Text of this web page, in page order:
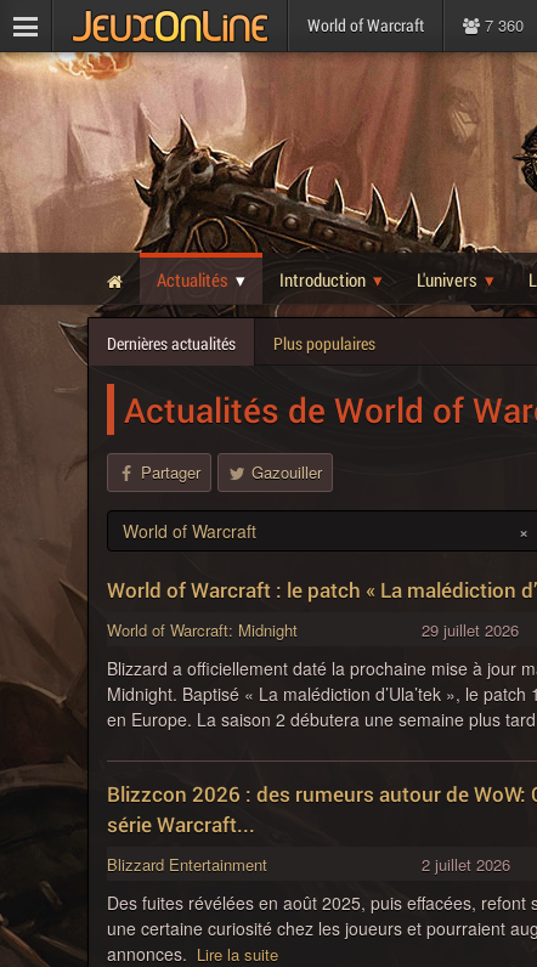
World of Warcraft 7 360
Actualités Introduction L'univers
Dernières actualités Plus populaires
Actualités de World of
Partager Gazouiller
×
World of Warcraft
World of Warcraft : le patch « La malédiction
World of Warcraft: Midnight 29 juillet 2026
Blizzard a officiellement daté la prochaine mise à jour
Midnight. Baptisé « La malédiction d’Ula’tek », le
en Europe. La saison 2 débutera une semaine plus
Blizzcon 2026 : des rumeurs autour de WoW:
série Warcraft...
Blizzard Entertainment 2 juillet 2026
Des fuites révélées en août 2025, puis effacées, refont
une certaine curiosité chez les joueurs et pourraient
annonces. Lire la suite